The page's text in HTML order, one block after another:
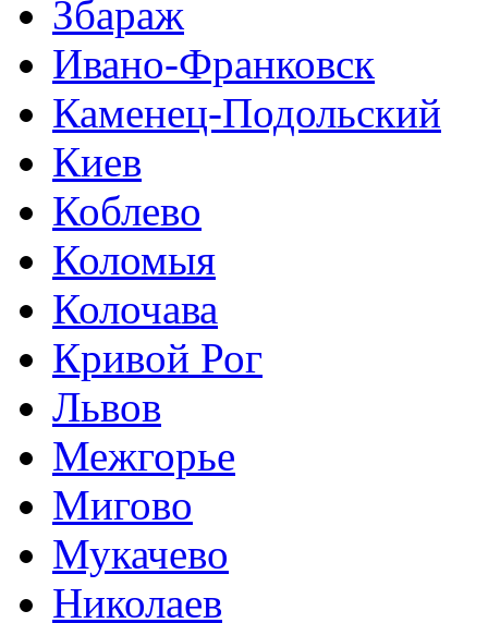
Збараж
Ивано-Франковск
Каменец-Подольский
Киев
Коблево
Коломыя
Колочава
Кривой Рог
Львов
Межгорье
Мигово
Мукачево
Николаев